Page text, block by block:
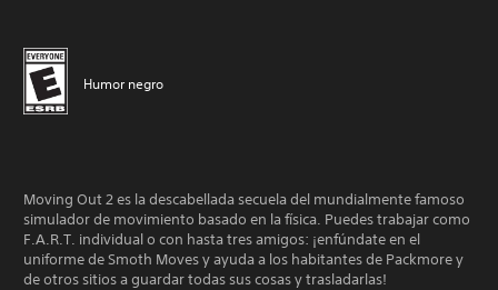
Humor negro
Moving Out 2 es la descabellada secuela del mundialmente famoso
simulador de movimiento basado en la física. Puedes trabajar como
F.A.R.T. individual o con hasta tres amigos: ¡enfúndate en el
uniforme de Smoth Moves y ayuda a los habitantes de Packmore y
de otros sitios a guardar todas sus cosas y trasladarlas!